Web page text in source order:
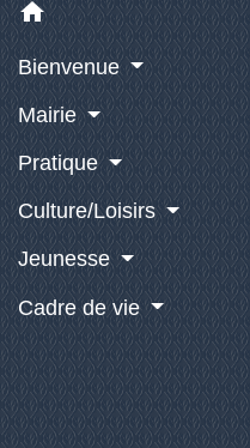
home
Bienvenue
Mairie
Pratique
Culture/Loisirs
Jeunesse
Cadre de vie